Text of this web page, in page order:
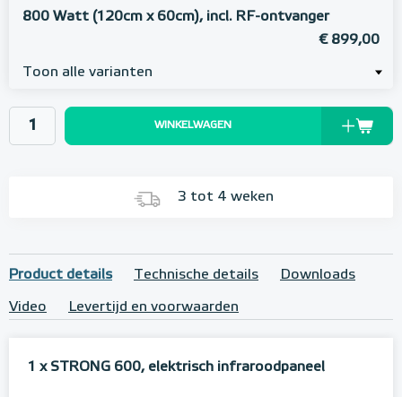
800 Watt (120cm x 60cm), incl. RF-ontvanger
€ 899,00
Toon alle varianten
WINKELWAGEN
3 tot 4 weken
Product details Technische details Downloads
Video Levertijd en voorwaarden
1 x STRONG 600, elektrisch infraroodpaneel